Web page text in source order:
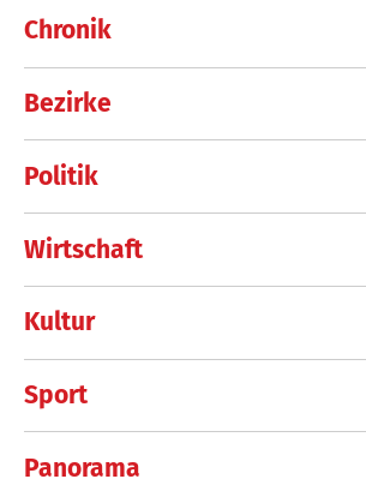
Chronik
Bezirke
Politik
Wirtschaft
Kultur
Sport
Panorama